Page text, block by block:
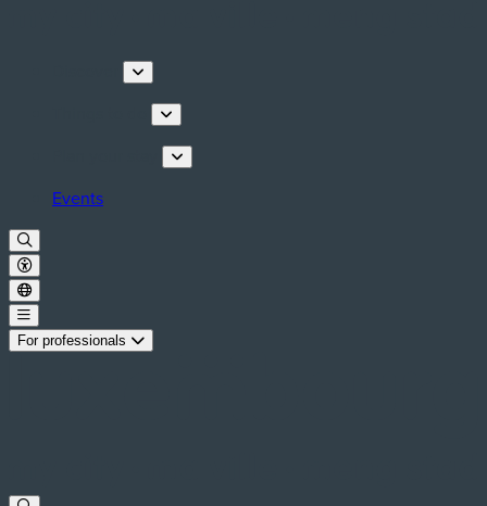
Events
For professionals